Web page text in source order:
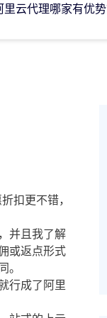
里云代理哪家有优
扣更不错，
并且我了解
或返点形式
。
行成了阿里